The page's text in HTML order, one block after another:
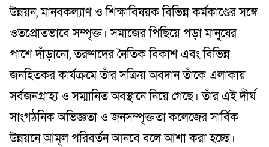
উন্নয়ন, মানবকল্যাণ ও শিক্ষাবিষয়ক বিভিন্ন কর্মকাণ্ডের সঙ্গে
ওতপ্রোতভাবে সম্পৃক্ত। সমাজের পিছিয়ে পড়া মানুষের
পাশে দাঁড়ানো, তরুণদের নৈতিক বিকাশ এবং বিভিন্ন
জনহিতকর কার্যক্রমে তাঁর সক্রিয় অবদান তাঁকে এলাকায়
সর্বজনগ্রাহ্য ও সম্মানিত অবস্থানে নিয়ে গেছে। তাঁর এই দীর্ঘ
সাংগঠনিক অভিজ্ঞতা ও জনসম্পৃক্ততা কলেজের সার্বিক
উন্নয়নে আমূল পরিবর্তন আনবে বলে আশা করা হচ্ছে।